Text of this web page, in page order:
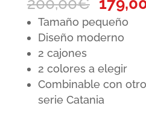
200,00€
precio
original
Tamaño pequeño
Diseño moderno
2 cajones
2 colores a elegir
Combinable con
serie Catania